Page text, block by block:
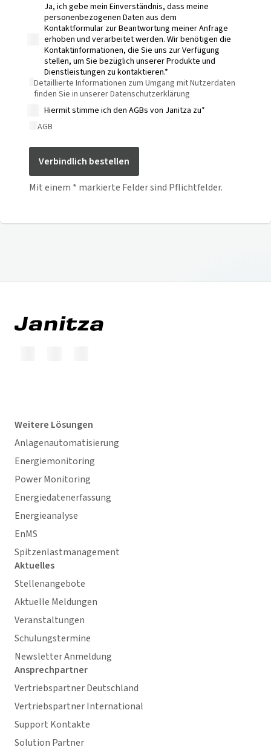
Ja, ich gebe mein Einverständnis, dass meine
personenbezogenen Daten aus dem
Kontaktformular zur Beantwortung meiner Anfrage
erhoben und verarbeitet werden. Wir benötigen die
Kontaktinformationen, die Sie uns zur Verfügung
stellen, um Sie bezüglich unserer Produkte und
Dienstleistungen zu kontaktieren.*
Detaillierte Informationen zum Umgang mit Nutzerdaten
finden Sie in unserer Datenschutzerklärung
Hiermit stimme ich den AGBs von Janitza zu*
AGB
Verbindlich bestellen
Mit einem * markierte Felder sind Pflichtfelder.
Weitere Lösungen
Anlagenautomatisierung
Energiemonitoring
Power Monitoring
Energiedatenerfassung
Energieanalyse
EnMS
Spitzenlastmanagement
Aktuelles
Stellenangebote
Aktuelle Meldungen
Veranstaltungen
Schulungstermine
Newsletter Anmeldung
Ansprechpartner
Vertriebspartner Deutschland
Vertriebspartner International
Support Kontakte
Solution Partner